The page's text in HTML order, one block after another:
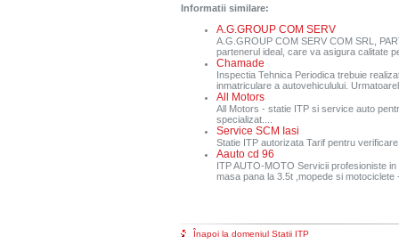
Informatii similare:
A.G.GROUP COM SERV
A.G.GROUP COM SERV COM SRL,
partenerul ideal, care va asigura calitate
Chamade
Inspectia Tehnica Periodica trebuie
inmatriculare a autovehiculului.
All Motors
All Motors - statie ITP si service auto
specializat....
Service SCM Iasi
Statie ITP autorizata Tarif pentru
Aauto cd 96
ITP AUTO-MOTO Servicii profesioniste
masa pana la 3.5t ,mopede si
Înapoi la domeniul Statii ITP